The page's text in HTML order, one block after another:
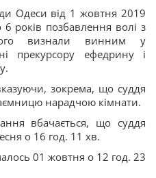
Одеси від 1 жовтня 2019
років позбавлення волі з
визнали винним у
прекурсору ефедрину і
зокрема, що суддя
нарадчою кімнати.
вбачається, що суддя
о 16 год. 11 хв.
01 жовтня о 12 год. 23